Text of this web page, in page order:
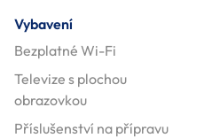
Vybavení
Bezplatné Wi-Fi
Televize s plochou
obrazovkou
Příslušenství na přípravu